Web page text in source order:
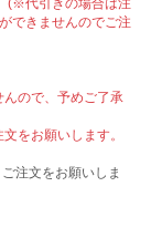
(※代引きの場合は注
できませんのでご注
ので、予めご了承
をお願いします。
注文をお願いしま